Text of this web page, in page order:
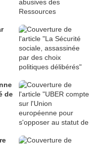
de